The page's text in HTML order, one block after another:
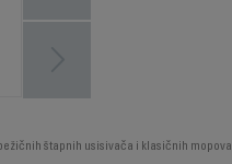
štapnih usisivača i klasičnih mopova